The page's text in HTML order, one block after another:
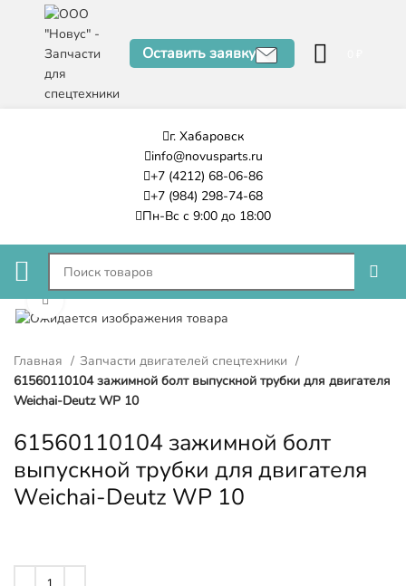
Оставить заявку
г. Хабаровск
info@novusparts.ru
+7 (4212) 68-06-86
+7 (984) 298-74-68
Пн-Вс с 9:00 до 18:00
Нажмите, чтобы увеличить
Главная
Запчасти двигателей спецтехники
61560110104 зажимной болт выпускной трубки для двигателя
Weichai-Deutz WP 10
61560110104 зажимной болт
выпускной трубки для двигателя
Weichai-Deutz WP 10